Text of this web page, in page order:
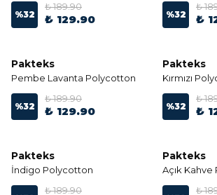
%32
₺ 189.90
₺ 129.90 %32
₺
₺
Pakteks
Pembe Lavanta Polycotton
%32
₺ 189.90
₺ 129.90
Pakteks
Kırmızı
%32
₺
₺
Pakteks
İndigo Polycotton
₺ 189.90
Pakteks
Açık
₺